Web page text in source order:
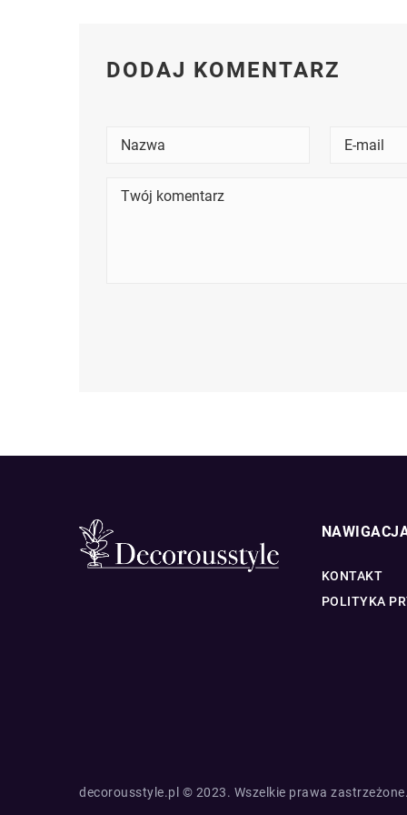
DODAJ KOMENTARZ
KONTAKT
POLITYKA
decorousstyle.pl © 2023. Wszelkie prawa